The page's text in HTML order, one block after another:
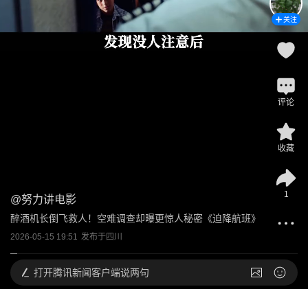
@努力讲电影
醉酒机长倒飞救人！空难调查却曝更惊人秘密《迫降航班》
2026-05-15 19:51 发布于四川
关注
评论
收藏
1
打开腾讯新闻客户端说两句